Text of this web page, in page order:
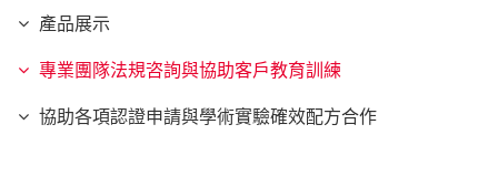
產品展示
專業團隊法規咨詢與協助客戶教育訓練
協助各項認證申請與學術實驗確效配方合作